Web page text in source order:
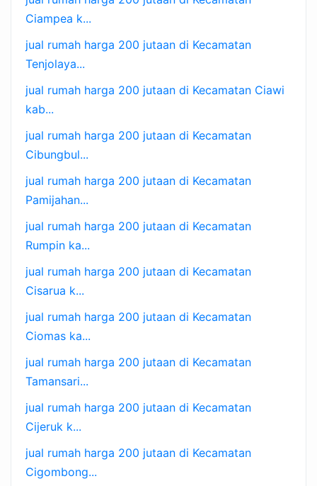
Ciampea k...
jual rumah harga 200 jutaan di Kecamatan
Tenjolaya...
jual rumah harga 200 jutaan di Kecamatan Ciawi
kab...
jual rumah harga 200 jutaan di Kecamatan
Cibungbul...
jual rumah harga 200 jutaan di Kecamatan
Pamijahan...
jual rumah harga 200 jutaan di Kecamatan
Rumpin ka...
jual rumah harga 200 jutaan di Kecamatan
Cisarua k...
jual rumah harga 200 jutaan di Kecamatan
Ciomas ka...
jual rumah harga 200 jutaan di Kecamatan
Tamansari...
jual rumah harga 200 jutaan di Kecamatan
Cijeruk k...
jual rumah harga 200 jutaan di Kecamatan
Cigombong...